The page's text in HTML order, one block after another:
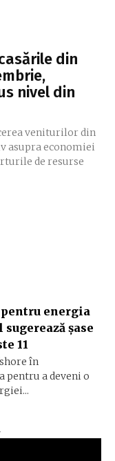
din
nivel din
veniturilor din
asupra economiei
de resurse
energia
șase
11
în
pentru a deveni o